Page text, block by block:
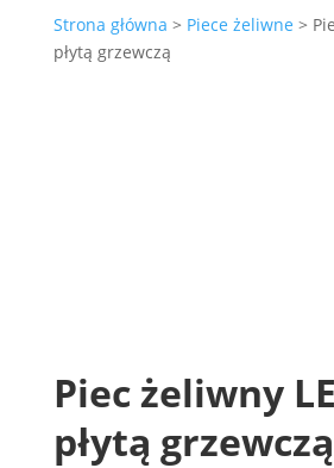
Strona główna > Piece żeliwne >
płytą grzewczą
Piec żeliwny
płytą grzewczą